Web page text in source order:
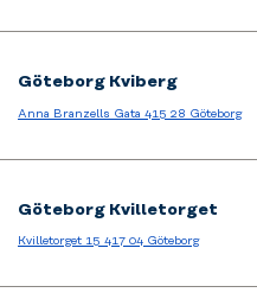
Göteborg Kviberg
Anna Branzells Gata 415 28 Göteborg
Göteborg Kvilletorget
Kvilletorget 15 417 04 Göteborg